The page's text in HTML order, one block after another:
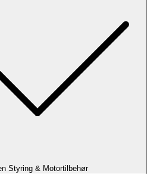
Styring & Motortilbehør